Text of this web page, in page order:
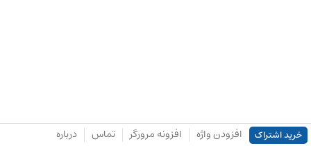
خرید اشتراک افزودن واژه افزونه مرورگر تماس درباره